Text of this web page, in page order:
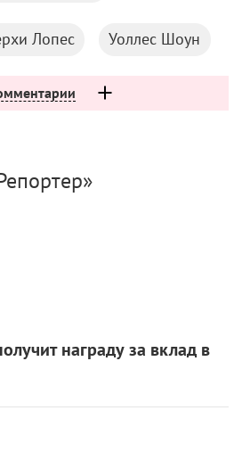
Лопес Уоллес Шоун
награду за вклад в